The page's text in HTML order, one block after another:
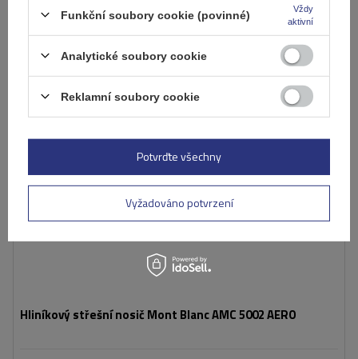
košíku
Hliníkový střešní nosič Mont Blanc AMC 5002 AERO
Funkční soubory cookie (povinné)
Vždy
aktivní
Analytické soubory cookie
Reklamní soubory cookie
Vyžadováno potvrzení
Potvrďte všechny